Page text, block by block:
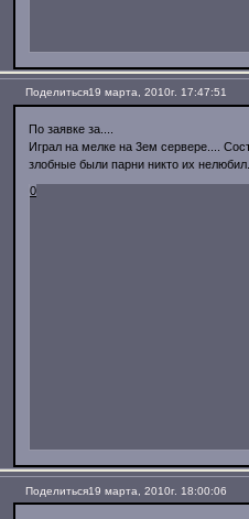
Поделиться19 марта, 2010г. 17:47:51
По заявке за....
Играл на мелке на 3ем сервере....
злобные были парни никто их
0
Поделиться19 марта, 2010г. 18:00:06